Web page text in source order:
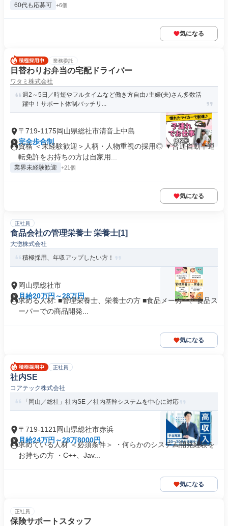
60代も応募可 +6個
気になる
業務委託
日替わりお弁当の宅配ドライバー
ワタミ株式会社
週2～5日／時短やフルタイムなど働き方自由♪主婦(夫)さん多数活
躍中！サポート体制バッチリ...
〒719-1175岡山県総社市清音上中島
完全歩合制
資格 ＜未経験歓迎＞人柄・人物重視の採用◎ ▼普通自動車運
転免許をお持ちの方は自家用...
業界未経験歓迎 +21個
気になる
正社員
食品会社の管理栄養士 栄養士[1]
大惣株式会社
積極採用、年収アップしたい方！
岡山県総社市
月給20万円～28万円
求める人材: ■管理栄養士、栄養士の方 ■食品メーカー、食品ス
ーパーでの商品開発...
気になる
正社員
社内SE
コアテック株式会社
「岡山／総社」社内SE ／社内基幹システムを中心に対応
〒719-1121岡山県総社市赤浜
月給24万円～28万8000円
求めている人材 ＜必須条件＞ ・何らかのシステム開発経験を
お持ちの方 ・C++、Jav...
気になる
正社員
保険サポートスタッフ